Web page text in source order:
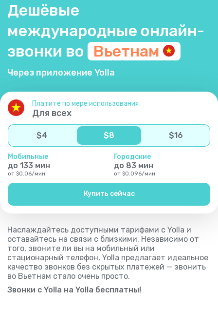
Дешёвые
международные онлайн-
звонки во
Вьетнам
Через приложение Yolla
Платите по мере использования
Для всех
$4 $8 $16
Мобильные
до 133 мин
от $0.06/мин
Городские
до 83 мин
от $0.096/мин
Купить сейчас
Наслаждайтесь доступными тарифами с Yolla и
оставайтесь на связи с близкими. Независимо от
того, звоните ли вы на мобильный или
стационарный телефон, Yolla предлагает идеальное
качество звонков без скрытых платежей — звонить
во Вьетнам стало очень просто.
Звонки с Yolla на Yolla бесплатны!